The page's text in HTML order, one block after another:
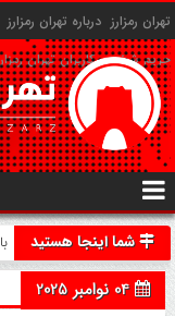
تهران رمزارز درباره تهران رمزارز
حریم شخصی کاربران تهران
شما اینجا هستید
04 نوامبر 2025